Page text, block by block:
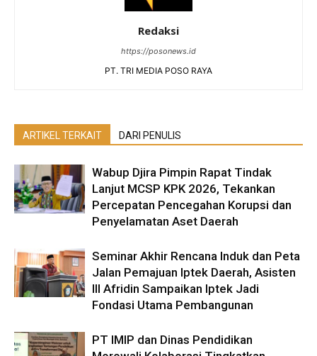
Redaksi
https://posonews.id
PT. TRI MEDIA POSO RAYA
ARTIKEL TERKAIT DARI PENULIS
Wabup Djira Pimpin Rapat Tindak
Lanjut MCSP KPK 2026, Tekankan
Percepatan Pencegahan Korupsi dan
Penyelamatan Aset Daerah
Seminar Akhir Rencana Induk dan Peta
Jalan Pemajuan Iptek Daerah, Asisten
III Afridin Sampaikan Iptek Jadi
Fondasi Utama Pembangunan
PT IMIP dan Dinas Pendidikan